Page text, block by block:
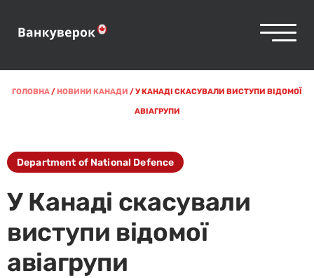
ГОЛОВНА/НОВИНИ КАНАДИ /У КАНАДІ СКАСУВАЛИ ВИСТУПИ ВІДОМОЇ
АВІАГРУПИ
Department of National Defence
У Канаді скасували
виступи відомої
авіагрупи